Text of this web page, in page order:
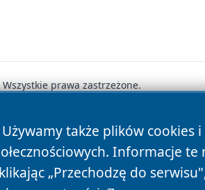
także plików
Informacje
„Przechodzę do
prawa zastrzeżone.
Polityka Cookies